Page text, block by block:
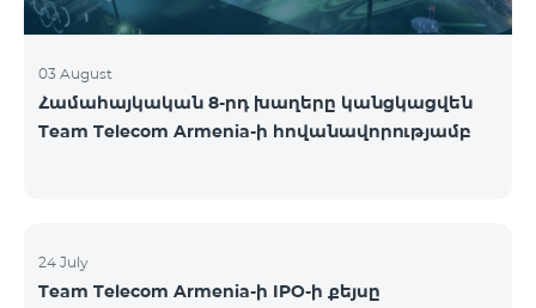
03 August
Համահայկական 8-րդ խաղերը կանցկացվեն
Team Telecom Armenia-ի հովանավորությամբ
24 July
Team Telecom Armenia-ի IPO-ի քեյսը